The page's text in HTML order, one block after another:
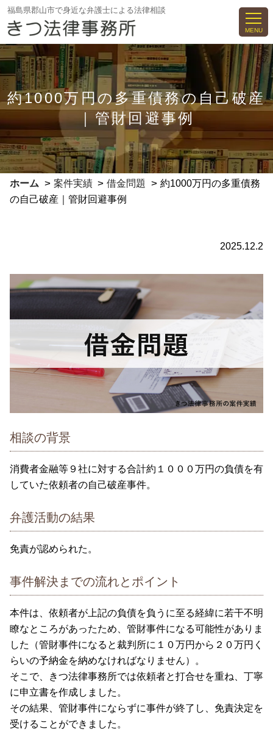
コ
ン
へ
ス
プ
福島県郡山市で身近な弁護士による法律相談
MENU
約1000万円の多重債務の自己破産
｜管財回避事例
ホーム > 案件実績 > 借金問題 > 約1000万円の多重債務
の自己破産｜管財回避事例
2025.12.2
相談の背景
消費者金融等９社に対する合計約１０００万円の負債を有
していた依頼者の自己破産事件。
弁護活動の結果
免責が認められた。
事件解決までの流れとポイント
本件は、依頼者が上記の負債を負うに至る経緯に若干不明
瞭なところがあったため、管財事件になる可能性がありま
した（管財事件になると裁判所に１０万円から２０万円く
らいの予納金を納めなければなりません）。
そこで、きつ法律事務所では依頼者と打合せを重ね、丁寧
に申立書を作成しました。
その結果、管財事件にならずに事件が終了し、免責決定を
受けることができました。